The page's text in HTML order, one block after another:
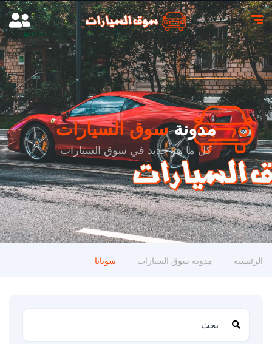
مدونةسوق السيارات
كل ما هو جديد في سوق السيارات
الرئيسية مدونة سوق السيارات سوناتا